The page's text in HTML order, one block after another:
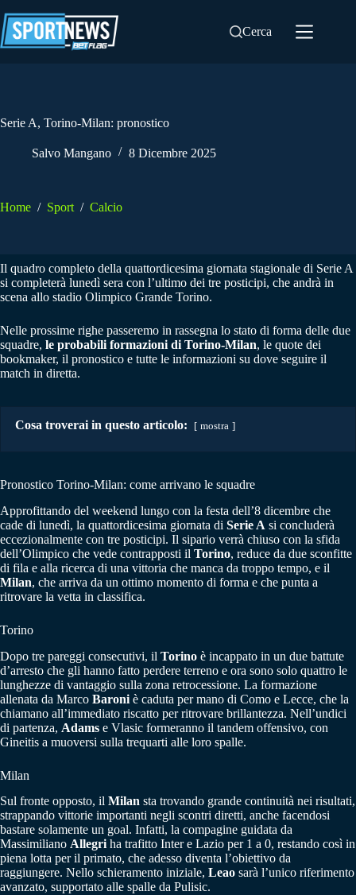
al
contenuto
Cerca
Serie A, Torino-Milan: pronostico
Salvo Mangano 8 Dicembre 2025
Home / Sport / Calcio
Il quadro completo della quattordicesima giornata stagionale di Serie A
si completerà lunedì sera con l’ultimo dei tre posticipi, che andrà in
scena allo stadio Olimpico Grande Torino.
Nelle prossime righe passeremo in rassegna lo stato di forma delle due
squadre, le probabili formazioni di Torino-Milan, le quote dei
bookmaker, il pronostico e tutte le informazioni su dove seguire il
match in diretta.
Cosa troverai in questo articolo: mostra
Pronostico Torino-Milan: come arrivano le squadre
Approfittando del weekend lungo con la festa dell’8 dicembre che
cade di lunedì, la quattordicesima giornata di Serie A si concluderà
eccezionalmente con tre posticipi. Il sipario verrà chiuso con la sfida
dell’Olimpico che vede contrapposti il Torino, reduce da due sconfitte
di fila e alla ricerca di una vittoria che manca da troppo tempo, e il
Milan, che arriva da un ottimo momento di forma e che punta a
ritrovare la vetta in classifica.
Torino
Dopo tre pareggi consecutivi, il Torino è incappato in un due battute
d’arresto che gli hanno fatto perdere terreno e ora sono solo quattro le
lunghezze di vantaggio sulla zona retrocessione. La formazione
allenata da Marco Baroni è caduta per mano di Como e Lecce, che la
chiamano all’immediato riscatto per ritrovare brillantezza. Nell’undici
di partenza, Adams e Vlasic formeranno il tandem offensivo, con
Gineitis a muoversi sulla trequarti alle loro spalle.
Milan
Sul fronte opposto, il Milan sta trovando grande continuità nei risultati,
strappando vittorie importanti negli scontri diretti, anche facendosi
bastare solamente un goal. Infatti, la compagine guidata da
Massimiliano Allegri ha trafitto Inter e Lazio per 1 a 0, restando così in
piena lotta per il primato, che adesso diventa l’obiettivo da
raggiungere. Nello schieramento iniziale, Leao sarà l’unico riferimento
avanzato, supportato alle spalle da Pulisic.